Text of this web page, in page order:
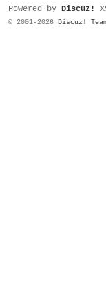
Powered by Discuz!
© 2001-2026 Discuz!